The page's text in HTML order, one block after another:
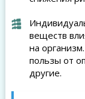
веществ
на
пользы от
другие.